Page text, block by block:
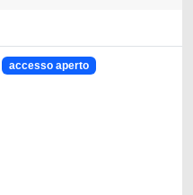
accesso aperto